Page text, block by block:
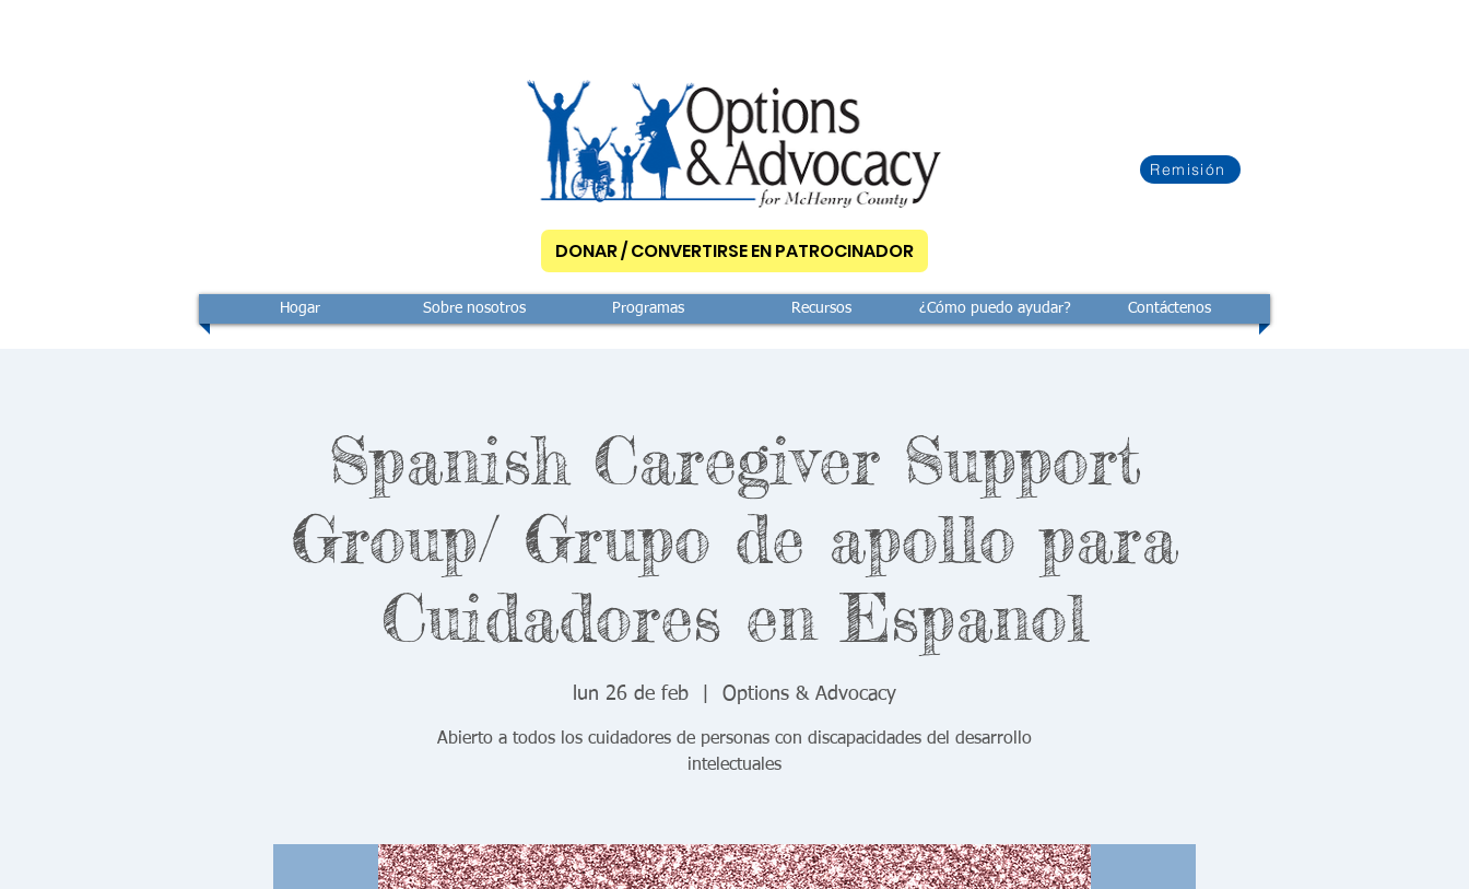
Remisión
DONAR / CONVERTIRSE EN PATROCINADOR
Hogar Sobre nosotros Programas Recursos ¿Cómo puedo ayudar? Contáctenos
Spanish Caregiver Support
Group/ Grupo de apollo para
Cuidadores en Espanol
lun 26 de feb Options & Advocacy
Abierto a todos los cuidadores de personas con discapacidades del desarrollo
intelectuales